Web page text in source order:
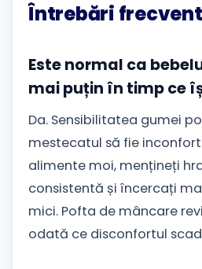
Întrebări
Este normal ca
mai puțin în timp ce
Da. Sensibilitatea gumei
mestecatul să fie
alimente moi, mențineți
consistentă și încercați
mici. Pofta de mâncare
odată ce disconfortul